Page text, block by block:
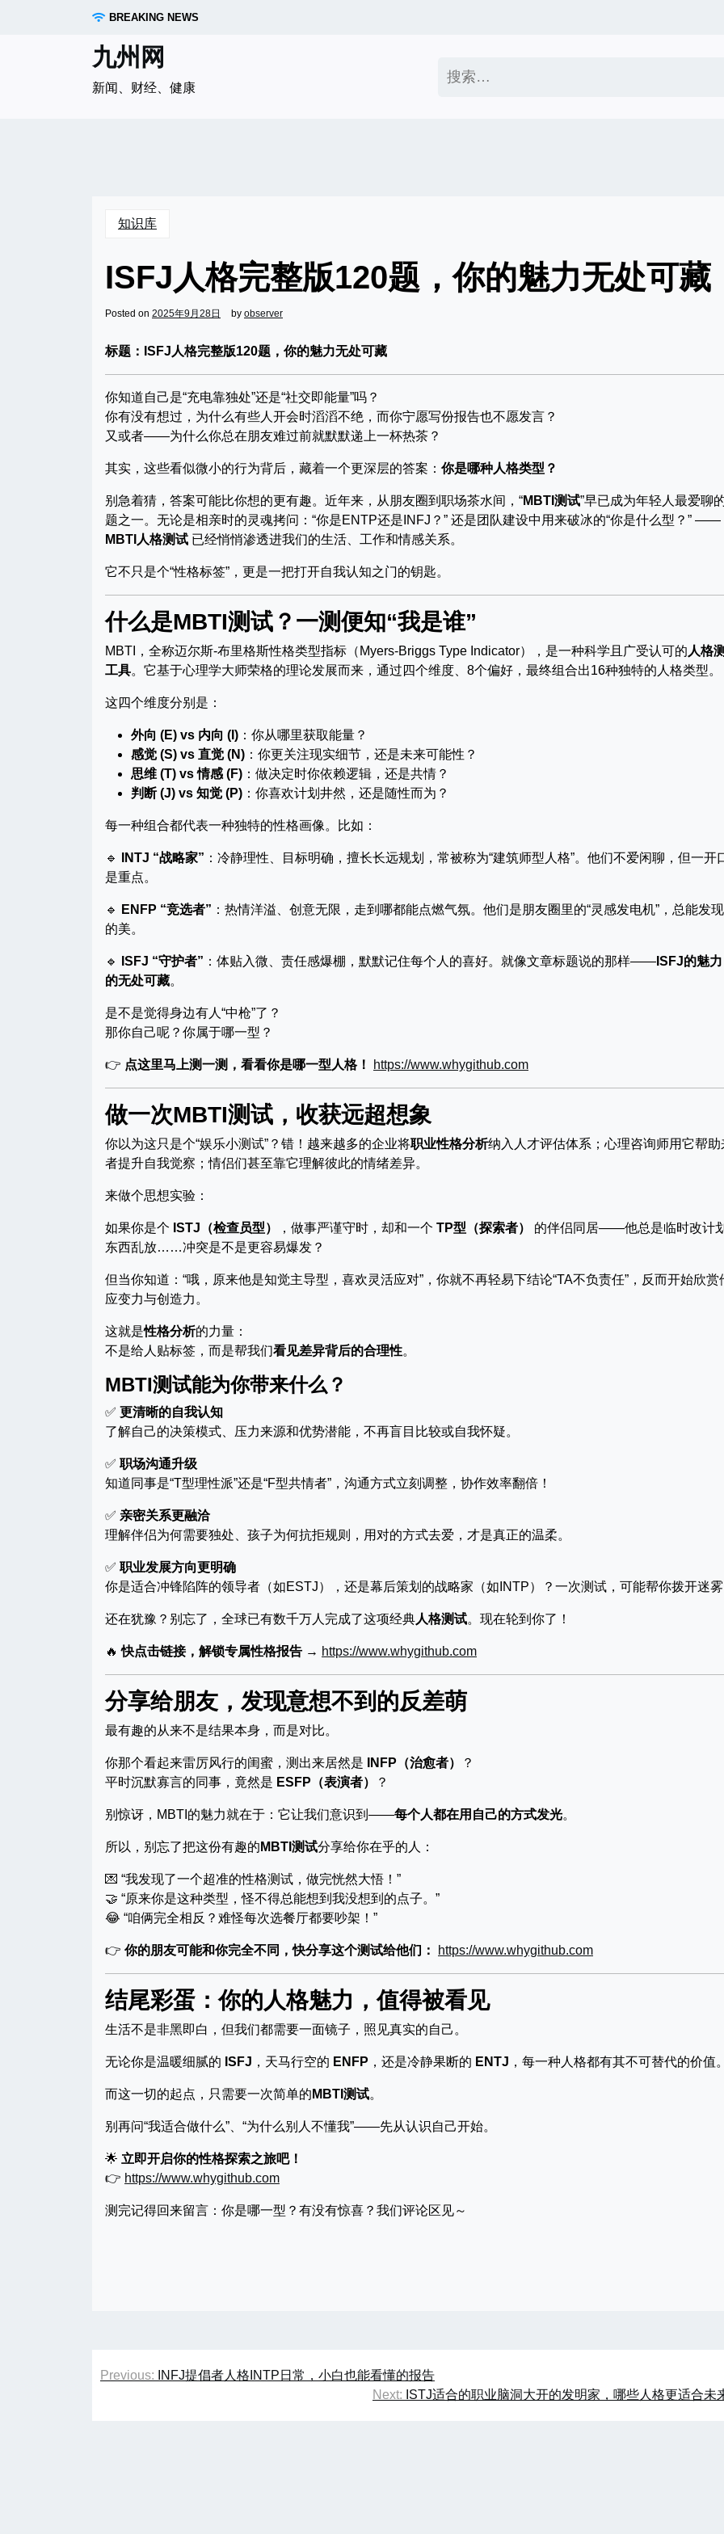
BREAKING NEWS
九州网
新闻、财经、健康
索：
知识库
ISFJ人格完整版120题，你的魅力无处可藏
Posted on 2025年9月28日 by observer
标题：ISFJ人格完整版120题，你的魅力无处可藏
你知道自己是“充电靠独处”还是“社交即能量”吗？
你有没有想过，为什么有些人开会时滔滔不绝，而你宁愿写份报告也不愿发言？
又或者——为什么你总在朋友难过前就默默递上一杯热茶？
其实，这些看似微小的行为背后，藏着一个更深层的答案： 你是哪种人格类型？
别急着猜，答案可能比你想的更有趣。近年来，从朋友圈到职场茶水间，“MBTI测试”早已成为年轻人最爱聊
题之一。无论是相亲时的灵魂拷问：“你是ENTP还是INFJ？” 还是团队建设中用来破冰的“你是什么型？” ——
MBTI人格测试 已经悄悄渗透进我们的生活、工作和情感关系。
它不只是个“性格标签”，更是一把打开自我认知之门的钥匙。
什么是MBTI测试？一测便知“我是谁”
MBTI，全称迈尔斯-布里格斯性格类型指标（Myers-Briggs Type Indicator），是一种科学且广受认可的 人格
工具。它基于心理学大师荣格的理论发展而来，通过四个维度、8个偏好，最终组合出16种独特的人格类型。
这四个维度分别是：
外向 (E) vs 内向 (I) ：你从哪里获取能量？
感觉 (S) vs 直觉 (N) ：你更关注现实细节，还是未来可能性？
思维 (T) vs 情感 (F) ：做决定时你依赖逻辑，还是共情？
判断 (J) vs 知觉 (P) ：你喜欢计划井然，还是随性而为？
每一种组合都代表一种独特的性格画像。比如：
🔹 INTJ “战略家” ：冷静理性、目标明确，擅长长远规划，常被称为“建筑师型人格”。他们不爱闲聊，但一开
是重点。
🔹 ENFP “竞选者” ：热情洋溢、创意无限，走到哪都能点燃气氛。他们是朋友圈里的“灵感发电机”，总能发
的美。
🔹 ISFJ “守护者” ：体贴入微、责任感爆棚，默默记住每个人的喜好。就像文章标题说的那样—— ISFJ的魅
的无处可藏。
是不是觉得身边有人“中枪”了？
那你自己呢？你属于哪一型？
👉 点这里马上测一测，看看你是哪一型人格！ https://www.whygithub.com
做一次MBTI测试，收获远超想象
你以为这只是个“娱乐小测试”？错！越来越多的企业将职业性格分析纳入人才评估体系；心理咨询师用它帮助
者提升自我觉察；情侣们甚至靠它理解彼此的情绪差异。
来做个思想实验：
如果你是个 ISTJ（检查员型） ，做事严谨守时，却和一个 TP型（探索者）
的伴侣同居——他总是临时改计
东西乱放……冲突是不是更容易爆发？
但当你知道：“哦，原来他是知觉主导型，喜欢灵活应对”，你就不再轻易下结论“TA不负责任”，反而开始欣赏
应变力与创造力。
这就是性格分析的力量：
不是给人贴标签，而是帮我们看见差异背后的合理性。
MBTI测试能为你带来什么？
✅ 更清晰的自我认知
了解自己的决策模式、压力来源和优势潜能，不再盲目比较或自我怀疑。
✅ 职场沟通升级
知道同事是“T型理性派”还是“F型共情者”，沟通方式立刻调整，协作效率翻倍！
✅ 亲密关系更融洽
理解伴侣为何需要独处、孩子为何抗拒规则，用对的方式去爱，才是真正的温柔。
✅ 职业发展方向更明确
你是适合冲锋陷阵的领导者（如ESTJ），还是幕后策划的战略家（如INTP）？一次测试，可能帮你拨开迷
还在犹豫？别忘了，全球已有数千万人完成了这项经典人格测试。现在轮到你了！
🔥快点击链接，解锁专属性格报告 → https://www.whygithub.com
分享给朋友，发现意想不到的反差萌
最有趣的从来不是结果本身，而是对比。
你那个看起来雷厉风行的闺蜜，测出来居然是 INFP（治愈者）
？
平时沉默寡言的同事，竟然是 ESFP（表演者） ？
别惊讶，MBTI的魅力就在于：它让我们意识到——每个人都在用自己的方式发光。
所以，别忘了把这份有趣的 MBTI测试分享给你在乎的人：
💌 “我发现了一个超准的性格测试，做完恍然大悟！”
🤝 “原来你是这种类型，怪不得总能想到我没想到的点子。”
😂 “咱俩完全相反？难怪每次选餐厅都要吵架！”
👉 你的朋友可能和你完全不同，快分享这个测试给他们： https://www.whygithub.com
结尾彩蛋：你的人格魅力，值得被看见
生活不是非黑即白，但我们都需要一面镜子，照见真实的自己。
无论你是温暖细腻的 ISFJ ，天马行空的 ENFP ，还是冷静果断的 ENTJ ，每一种人格都有其不可替代的价值
而这一切的起点，只需要一次简单的 MBTI测试。
别再问“我适合做什么”、“为什么别人不懂我”——先从认识自己开始。
🌟 立即开启你的性格探索之旅吧！
👉 https://www.whygithub.com
测完记得回来留言：你是哪一型？有没有惊喜？我们评论区见～
文
Previous:
INFJ提倡者人格INTP日常，小白也能看懂的报告
Next: ISTJ适合的职业脑洞大开的发明家，哪些人格更适合未